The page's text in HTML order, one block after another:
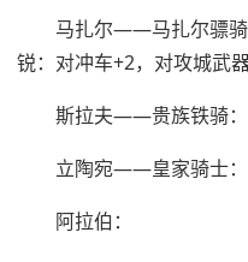
马扎尔——马扎尔骠骑
锐：对冲车+2，对攻城武
斯拉夫——贵族铁骑：
立陶宛——皇家骑士
阿拉伯：